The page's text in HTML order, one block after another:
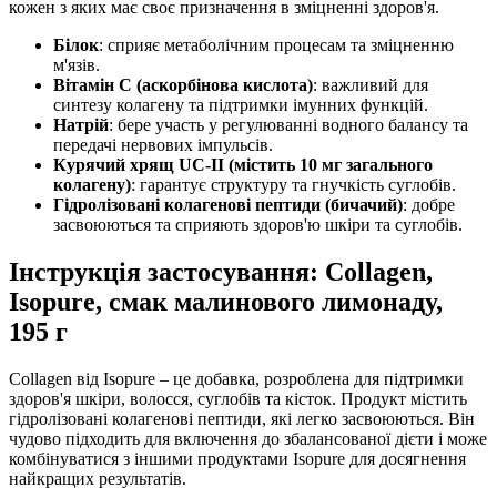
кожен з яких має своє призначення в зміцненні здоров'я.
Білок: сприяє метаболічним процесам та зміцненню
м'язів.
Вітамін С (аскорбінова кислота): важливий для
синтезу колагену та підтримки імунних функцій.
Натрій: бере участь у регулюванні водного балансу та
передачі нервових імпульсів.
Курячий хрящ UC-II (містить 10 мг загального
колагену): гарантує структуру та гнучкість суглобів.
Гідролізовані колагенові пептиди (бичачий): добре
засвоюються та сприяють здоров'ю шкіри та суглобів.
Інструкція застосування: Collagen,
Isopure, смак малинового лимонаду,
195 г
Collagen від Isopure – це добавка, розроблена для підтримки
здоров'я шкіри, волосся, суглобів та кісток. Продукт містить
гідролізовані колагенові пептиди, які легко засвоюються. Він
чудово підходить для включення до збалансованої дієти і може
комбінуватися з іншими продуктами Isopure для досягнення
найкращих результатів.